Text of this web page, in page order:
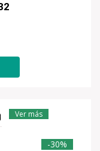
Ver más
-30%